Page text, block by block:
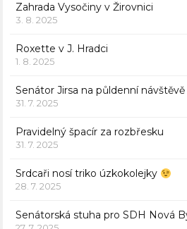
Zahrada Vysočiny v Žirovnici
3. 8. 2025
Roxette v J. Hradci
1. 8. 2025
Senátor Jirsa na půldenní návštěvě
31. 7. 2025
Pravidelný špacír za rozbřesku
31. 7. 2025
Srdcaři nosí triko úzkokolejky
28. 7. 2025
Senátorská stuha pro SDH Nová